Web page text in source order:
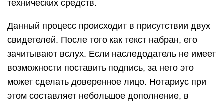
технических средств.
Данный процесс происходит в присутствии двух
свидетелей. После того как текст набран, его
зачитывают вслух. Если наследодатель не имеет
возможности поставить подпись, за него это
может сделать доверенное лицо. Нотариус при
этом составляет небольшое дополнение, в